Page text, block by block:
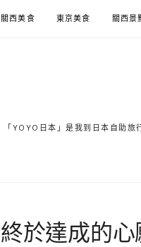
關西美食 東京美食 關西景
「YOYO日本」是我到日本自助
終於達成的